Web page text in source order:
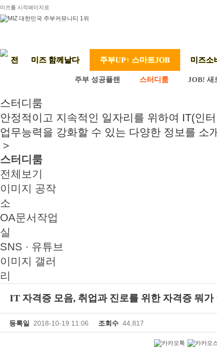
미즈를 시작페이지로
미즈 함께날다 주부UP↑ 스마트JOB 미즈소
주부 성공플랜 스터디룸 JOB! 새
스터디룸
안정적이고 지속적인 일자리를 위하여 IT(인
업무능력을 강화할 수 있는 다양한 정보를 소
>
스터디룸
전체보기
이미지 공작
소
OA문서작업
실
SNS · 유튜브
이미지 갤러
리
IT 자격증 모음, 취업과 진로를 위한 자격증 뭐가
등록일 2018-10-19 11:06 조회수 44,817